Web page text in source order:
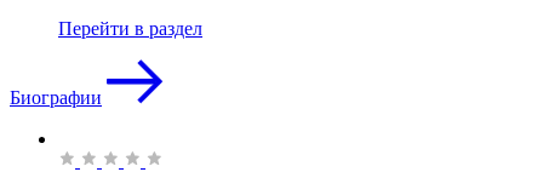
Перейти в раздел
Биографии